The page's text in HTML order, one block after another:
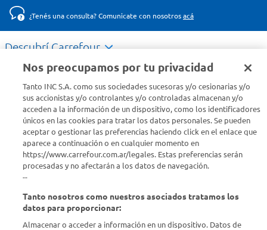
¿Tenés una consulta? Comunicate con nosotros acá
Descubrí Carrefour
Info útil
Comprá Online
Enterate de nuestras ofertas
que nadie.
Nos preocupamos por tu privacidad
Tanto INC S.A. como sus sociedades sucesoras y/o cesionarias y/o
sus accionistas y/o controlantes y/o controladas almacenan y/o
acceden a la información de un dispositivo, como los identificadores
únicos en las cookies para tratar los datos personales. Se pueden
aceptar o gestionar las preferencias haciendo click en el enlace que
aparece a continuación o en cualquier momento en
https://www.carrefour.com.ar/legales. Estas preferencias serán
procesadas y no afectarán a los datos de navegación.
--
Tanto nosotros como nuestros asociados tratamos los
datos para proporcionar:
Almacenar o acceder a información en un dispositivo. Datos de